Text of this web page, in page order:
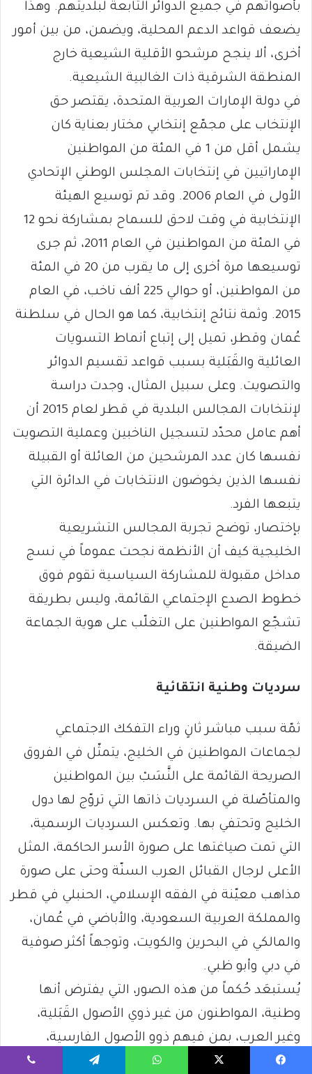
بأصواتهم في جميع الدوائر التابعة لبلديتهم. وهذا
يضعف قواعد الدعم المحلية، ويضمن، من بين أمور
أخرى، ألا ينجح مرشحو الأقلية الشيعية خارج
المنطقة الشرقية ذات الغالبية الشيعية.
في دولة الإمارات العربية المتحدة، يقتصر حق
الإنتخاب على مجمّع إنتخابي مختار بعناية كان
يشمل أقل من 1 في المئة من المواطنين
الإماراتيين في إنتخابات المجلس الوطني الإتحادي
الأولى في العام 2006. وقد تم توسيع الهيئة
الإنتخابية في وقت لاحق للسماح بمشاركة نحو 12
في المئة من المواطنين في العام 2011، ثم جرى
توسيعها مرة أخرى إلى ما يقرب من 20 في المئة
من المواطنين، أو حوالي 225 ألف ناخب، في العام
2015. وثمة نتائج إنتخابية، كما هو الحال في سلطنة
عُمان وقطر، تميل إلى إتباع أنماط التسويات
العائلية والقَبَلية بسبب قواعد تقسيم الدوائر
والتصويت. وعلى سبيل المثال، وجدت دراسة
لإنتخابات المجالس البلدية في قطر لعام 2015 أن
أهم عامل محدّد لتسجيل الناخبين وعملية التصويت
نفسها كان عدد المرشحين من العائلة أو القبيلة
نفسها الذين يخوضون الانتخابات في الدائرة التي
يتبعها الفرد.
بإختصار، توضح تجربة المجالس التشريعية
الخليجية كيف أن الأنظمة نجحت عموماً في نسج
مداخل مقبولة للمشاركة السياسية تقوم فوق
خطوط الصدع الإجتماعي القائمة، وليس بطريقة
تشجّع المواطنين على التغلّب على هوية الجماعة
الضيقة.
سرديات وطنية انتقائية
ثمّة سبب مباشر ثانٍ وراء التفكك الاجتماعي
لجماعات المواطنين في الخليج، يتمثّل في الفروق
الصريحة القائمة على النَّسَبْ بين المواطنين
والمتأصّلة في السرديات ذاتها التي تروّج لها دول
الخليج وتحتفي بها. وتعكس السرديات الرسمية،
التي تمت صياغتها على صورة الأسر الحاكمة، المثل
الأعلى لرجال القبائل العرب السنّة وحتى على صورة
مذاهب معيّنة في الفقه الإسلامي، الحنبلي في قطر
والمملكة العربية السعودية، والأباضي في عُمان،
والمالكي في البحرين والكويت، وتوجهاً أكثر صوفية
في دبي وأبو ظبي.
يُستبعَد حُكماً من هذه الصور، التي يفترض أنها
وطنية، المواطنون من غير ذوي الأصول القَبَلية،
وغير العرب، بمن فيهم ذوو الأصول الفارسية،
والمواطنون الذين يُنسبون إلى تقليد سنّي مختلف؛